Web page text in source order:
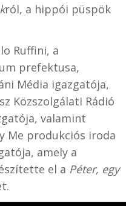
ról, a hippói püspök
Ruffini, a
prefektusa,
Média igazgatója,
Közszolgálati Rádió
valamint
Me produkciós iroda
amely a
el a Péter, egy